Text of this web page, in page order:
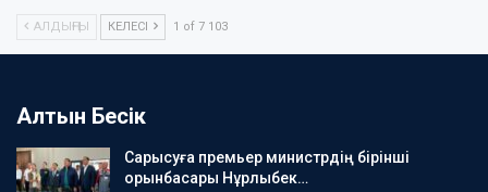
АЛДЫҢҒЫ КЕЛЕСІ 1 of 7 103
Алтын Бесік
Сарысуға премьер министрдің бірінші
орынбасары Нұрлыбек…